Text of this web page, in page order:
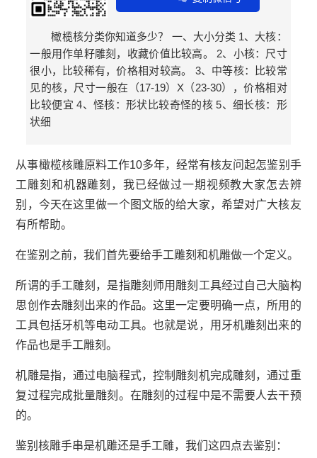
橄榄核分类你知道多少？ 一、大小分类 1、大核：
一般用作单籽雕刻，收藏价值比较高。 2、小核：尺寸
很小，比较稀有，价格相对较高。 3、中等核：比较常
见的核，尺寸一般在（17-19）X（23-30），价格相对
比较便宜 4、怪核：形状比较奇怪的核 5、细长核：形
状细
从事橄榄核雕原料工作10多年，经常有核友问起怎鉴别手
工雕刻和机器雕刻，我已经做过一期视频教大家怎去辨
别，今天在这里做一个图文版的给大家，希望对广大核友
有所帮助。
在鉴别之前，我们首先要给手工雕刻和机雕做一个定义。
所谓的手工雕刻，是指雕刻师用雕刻工具经过自己大脑构
思创作去雕刻出来的作品。这里一定要明确一点，所用的
工具包括牙机等电动工具。也就是说，用牙机雕刻出来的
作品也是手工雕刻。
机雕是指，通过电脑程式，控制雕刻机完成雕刻，通过重
复过程完成批量雕刻。在雕刻的过程中是不需要人去干预
的。
鉴别核雕手串是机雕还是手工雕，我们这四点去鉴别：